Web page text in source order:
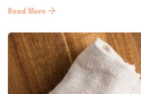
Read More